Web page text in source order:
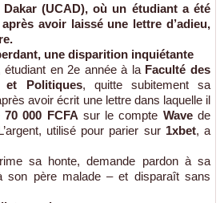
(UCAD), où un étudiant a été
avoir laissé une lettre d’adieu,
une disparition inquiétante
étudiant en 2e année à la Faculté des
et Politiques, quitte subitement sa
avoir écrit une lettre dans laquelle il
70 000 FCFA sur le compte Wavede
utilisé pour parier sur 1xbet, a
sa honte, demande pardon à sa
son père malade – et disparaît sans